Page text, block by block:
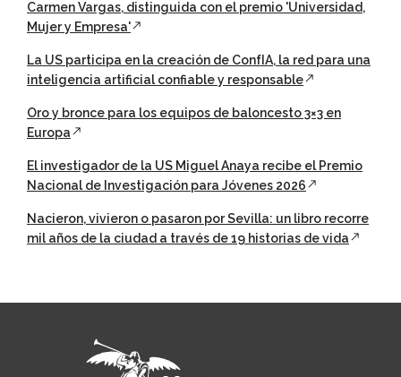
Carmen Vargas, distinguida con el premio 'Universidad,
Mujer y Empresa'
La US participa en la creación de ConfIA, la red para una
inteligencia artificial confiable y responsable
Oro y bronce para los equipos de baloncesto 3×3 en
Europa
El investigador de la US Miguel Anaya recibe el Premio
Nacional de Investigación para Jóvenes 2026
Nacieron, vivieron o pasaron por Sevilla: un libro recorre
mil años de la ciudad a través de 19 historias de vida